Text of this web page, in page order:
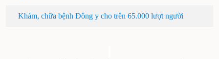
Khám, chữa bệnh Đông y cho trên 65.000 lượt người